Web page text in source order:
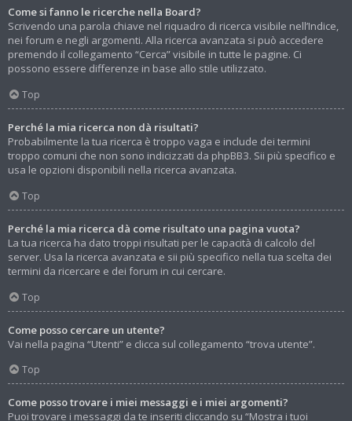
Come si fanno le ricerche nella Board?
Scrivendo una parola chiave nel riquadro di ricerca visibile nell’Indice,
nei forum e negli argomenti. Alla ricerca avanzata si può accedere
premendo il collegamento “Cerca” visibile in tutte le pagine. Ci
possono essere differenze in base allo stile utilizzato.
Top
Perché la mia ricerca non dà risultati?
Probabilmente la tua ricerca è troppo vaga e include dei termini
troppo comuni che non sono indicizzati da phpBB3. Sii più specifico e
usa le opzioni disponibili nella ricerca avanzata.
Top
Perché la mia ricerca dà come risultato una pagina vuota?
La tua ricerca ha dato troppi risultati per le capacità di calcolo del
server. Usa la ricerca avanzata e sii più specifico nella tua scelta dei
termini da ricercare e dei forum in cui cercare.
Top
Come posso cercare un utente?
Vai nella pagina “Utenti” e clicca sul collegamento “trova utente”.
Top
Come posso trovare i miei messaggi e i miei argomenti?
Puoi trovare i messaggi da te inseriti cliccando su “Mostra i tuoi